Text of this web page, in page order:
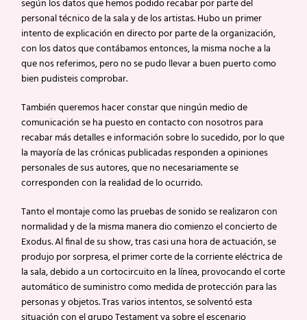
según los datos que hemos podido recabar por parte del
personal técnico de la sala y de los artistas. Hubo un primer
intento de explicación en directo por parte de la organización,
con los datos que contábamos entonces, la misma noche a la
que nos referimos, pero no se pudo llevar a buen puerto como
bien pudisteis comprobar.
También queremos hacer constar que ningún medio de
comunicación se ha puesto en contacto con nosotros para
recabar más detalles e información sobre lo sucedido, por lo que
la mayoría de las crónicas publicadas responden a opiniones
personales de sus autores, que no necesariamente se
corresponden con la realidad de lo ocurrido.
Tanto el montaje como las pruebas de sonido se realizaron con
normalidad y de la misma manera dio comienzo el concierto de
Exodus. Al final de su show, tras casi una hora de actuación, se
produjo por sorpresa, el primer corte de la corriente eléctrica de
la sala, debido a un cortocircuito en la línea, provocando el corte
automático de suministro como medida de protección para las
personas y objetos. Tras varios intentos, se solventó esta